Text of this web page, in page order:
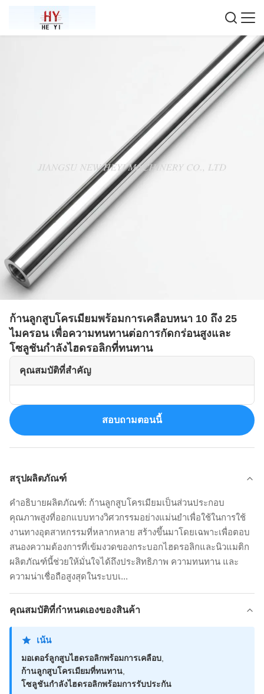
ก้านลูกสูบโครเมียมพร้อมการเคลือบหนา 10 ถึง 25
ไมครอน เพื่อความทนทานต่อการกัดกร่อนสูงและ
โซลูชันกำลังไฮดรอลิกที่ทนทาน
คุณสมบัติที่สำคัญ
สอบถามตอนนี้
สรุปผลิตภัณฑ์
คำอธิบายผลิตภัณฑ์: ก้านลูกสูบโครเมียมเป็นส่วนประกอบ
คุณภาพสูงที่ออกแบบทางวิศวกรรมอย่างแม่นยำเพื่อใช้ในการใช้
งานทางอุตสาหกรรมที่หลากหลาย สร้างขึ้นมาโดยเฉพาะเพื่อตอบ
สนองความต้องการที่เข้มงวดของกระบอกไฮดรอลิกและนิวแมติก
ผลิตภัณฑ์นี้ช่วยให้มั่นใจได้ถึงประสิทธิภาพ ความทนทาน และ
ความน่าเชื่อถือสูงสุดในระบบเ...
คุณสมบัติที่กําหนดเองของสินค้า
เน้น
มอเตอร์ลูกสูบไฮดรอลิกพร้อมการเคลือบ
ก้านลูกสูบโครเมียมที่ทนทาน
โซลูชันกำลังไฮดรอลิกพร้อมการรับประกัน